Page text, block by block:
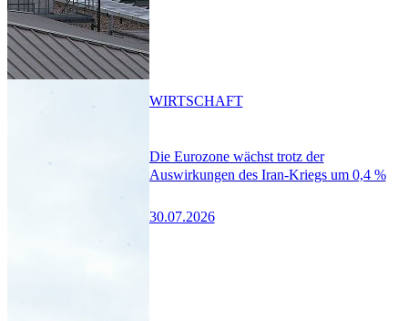
Die Eurozone wächst trotz der
Auswirkungen des Iran-Kriegs um 0,4 %
30.07.2026
WIRTSCHAFT